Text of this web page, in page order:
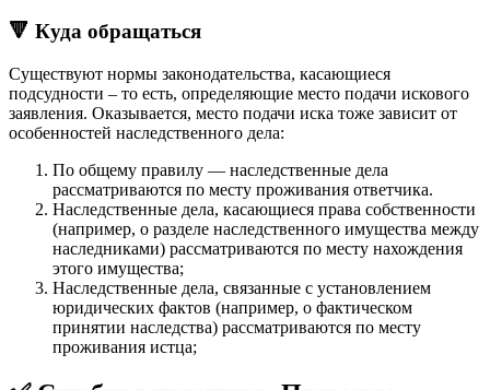
🔻 Куда обращаться
Существуют нормы законодательства, касающиеся
подсудности – то есть, определяющие место подачи искового
заявления. Оказывается, место подачи иска тоже зависит от
особенностей наследственного дела:
По общему правилу — наследственные дела
рассматриваются по месту проживания ответчика.
Наследственные дела, касающиеся права собственности
(например, о разделе наследственного имущества между
наследниками) рассматриваются по месту нахождения
этого имущества;
Наследственные дела, связанные с установлением
юридических фактов (например, о фактическом
принятии наследства) рассматриваются по месту
проживания истца;